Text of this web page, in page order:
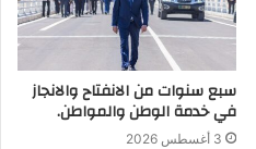
سبع سنوات من الانفتاح والانجاز
في خدمة الوطن والمواطن.
3 أغسطس 2026